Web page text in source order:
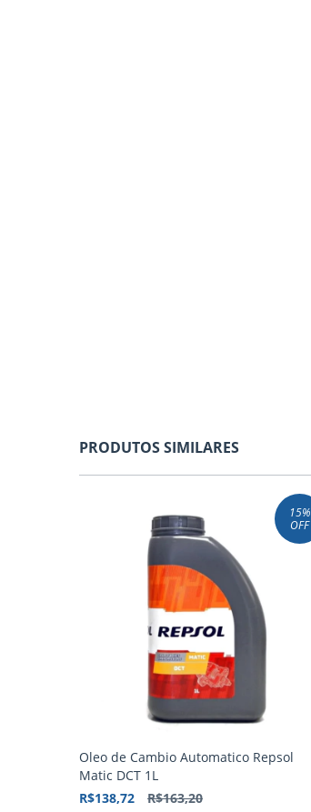
PRODUTOS SIMILARES
15%
OFF
Oleo de Cambio Automatico Repsol
Matic DCT 1L
R$138,72
R$163,20